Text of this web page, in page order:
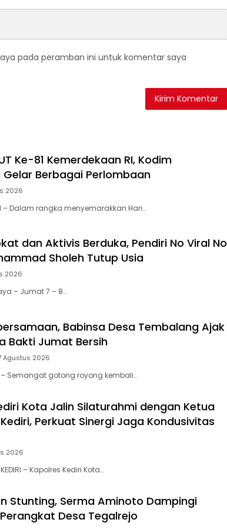
pada peramban ini untuk komentar saya
Ke-81 Kemerdekaan RI, Kodim
Berbagai Perlombaan
2026
– Dalam rangka menyemarakkan Hari…
dan Aktivis Berduka, Pendiri No Viral No
Sholeh Tutup Usia
2026
– Jumat 7 – 8…
Babinsa Desa Tembalang Ajak
Bakti Jumat Bersih
Agustus 2026
– Semangat gotong royong kembali…
Kota Jalin Silaturahmi dengan Ketua
Perkuat Sinergi Jaga Kondusivitas
2026
– Kapolres Kediri Kota…
Stunting, Serma Aminoto Dampingi
Desa Tegalrejo